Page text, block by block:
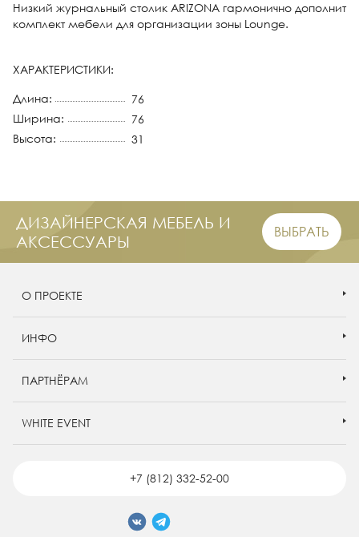
Низкий журнальный столик ARIZONA гармонично дополнит
комплект мебели для организации зоны Lounge.
ХАРАКТЕРИСТИКИ:
Длина:
76
Ширина:
76
Высота:
31
ДИЗАЙНЕРСКАЯ МЕБЕЛЬ И
АКСЕССУАРЫ
ВЫБРАТЬ
О ПРОЕКТЕ
ИНФО
ПАРТНЁРАМ
WHITE EVENT
+7 (812) 332-52-00